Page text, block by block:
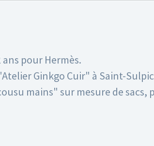
pour Hermès.
Ginkgo Cuir" à Saint-
mains" sur mesure de